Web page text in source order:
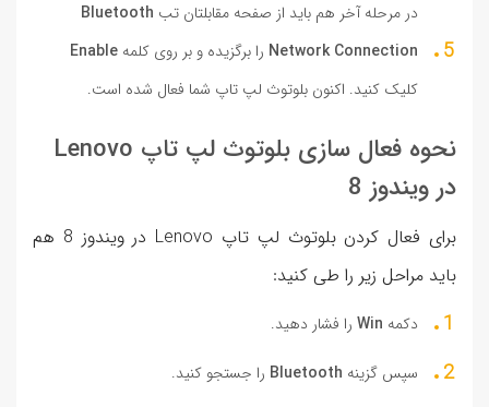
در مرحله آخر هم باید از صفحه مقابلتان تب Bluetooth
Network Connection را برگزیده و بر روی کلمه Enable
کلیک کنید. اکنون بلوتوث لپ تاپ شما فعال شده است.
نحوه فعال سازی بلوتوث لپ تاپ Lenovo
در ویندوز 8
برای فعال کردن بلوتوث لپ تاپ Lenovo در ویندوز 8 هم
باید مراحل زیر را طی کنید:
دکمه Win را فشار دهید.
سپس گزینه Bluetooth را جستجو کنید.